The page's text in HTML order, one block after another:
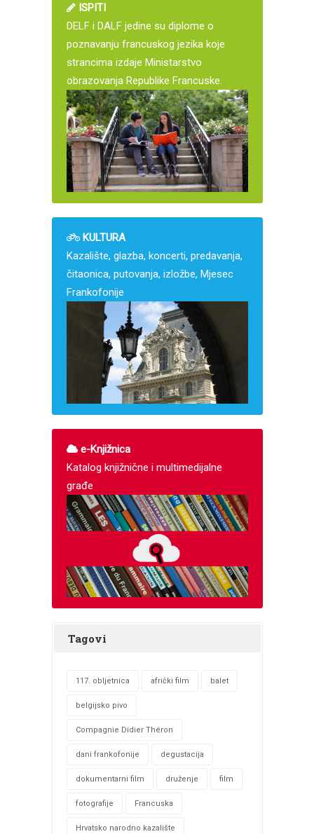
ISPITI
DELF i DALF jedine su diplome o
poznavanju francuskog jezika koje
strancima izdaje Ministarstvo
obrazovanja Republike Francuske.
KULTURA
Kazalište, glazba, koncerti, predavanja,
čitaonica, putovanja, izložbe, Mjesec
Frankofonije
e-Knjižnica
Katalog knjižnične i multimedijalne
građe
Tagovi
117. obljetnica afrički film balet
belgijsko pivo
Compagnie Didier Théron
dani frankofonije degustacija
dokumentarni film druženje film
fotografije Francuska
Hrvatsko narodno kazalište